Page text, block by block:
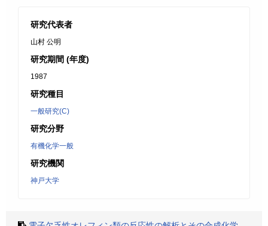
研究代表者
山村 公明
研究期間 (年度)
1987
研究種目
一般研究(C)
研究分野
有機化学一般
研究機関
神戸大学